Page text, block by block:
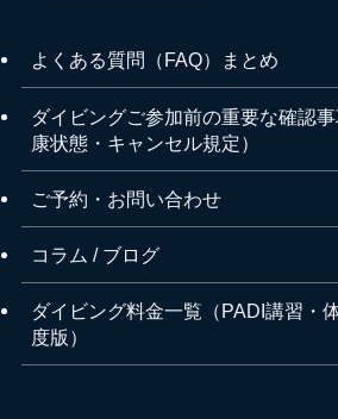
よくある質問（FAQ）まとめ
ダイビングご参加前の重要な確認
康状態・キャンセル規定）
ご予約・お問い合わせ
コラム / ブログ
ダイビング料金一覧（PADI講習・
度版）